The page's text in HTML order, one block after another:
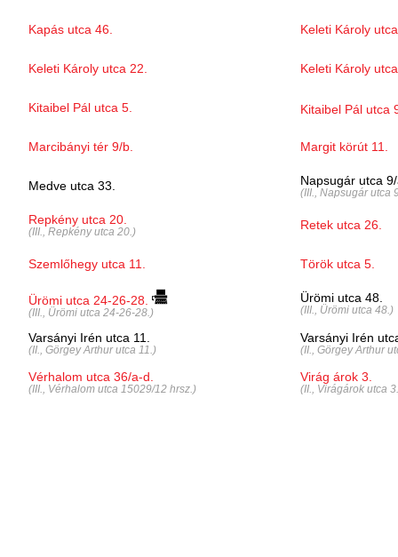
Kapás utca 46. Keleti Károly
Keleti Károly utca 22. Keleti Károly
Kitaibel Pál utca 5. Kitaibel Pál utca
Marcibányi tér 9/b. Margit körút 11.
Medve utca 33. Napsugár utca
(III., Napsugár utca
Repkény utca 20.
(III., Repkény utca 20.) Retek utca 26.
Szemlőhegy utca 11. Török utca 5.
Ürömi utca 24-26-28.
(III., Ürömi utca 24-26-28.)
Ürömi utca 48.
(III., Ürömi utca 48.)
Varsányi Irén utca 11.
(II., Görgey Arthur utca 11.)
Varsányi Irén
(II., Görgey Arthur
Vérhalom utca 36/a-d.
(III., Vérhalom utca 15029/12 hrsz.)
Virág árok 3.
(II., Virágárok utca